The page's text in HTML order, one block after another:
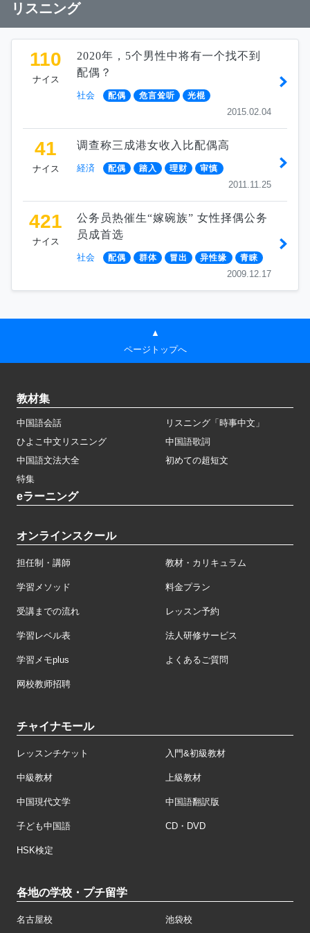
リスニング
110
ナイス
2020年，5个男性中将有一个找不到
配偶？
社会 配偶 危言耸听 光棍
2015.02.04
41
ナイス
调查称三成港女收入比配偶高
経済 配偶 踏入 理财 审慎
2011.11.25
421
ナイス
公务员热催生“嫁碗族” 女性择偶公务
员成首选
社会 配偶 群体 冒出 异性缘 青睐
2009.12.17
▲
ページトップへ
教材集
中国語会話
リスニング「時事中文」
ひよこ中文リスニング
中国語歌詞
中国語文法大全
初めての超短文
特集
eラーニング
オンラインスクール
担任制・講師 教材・カリキュラム
学習メソッド 料金プラン
受講までの流れ レッスン予約
学習レベル表 法人研修サービス
学習メモplus よくあるご質問
网校教师招聘
チャイナモール
レッスンチケット 入門&初級教材
中級教材 上級教材
中国現代文学 中国語翻訳版
子ども中国語 CD・DVD
HSK検定
各地の学校・プチ留学
名古屋校 池袋校